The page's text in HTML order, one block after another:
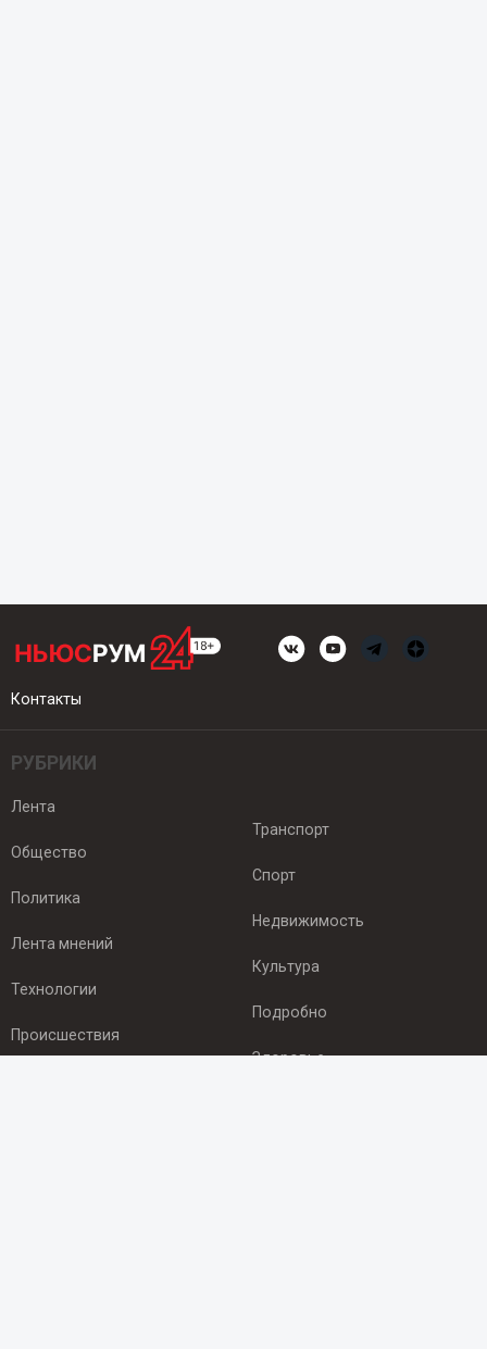
Контакты
РУБРИКИ
Лента
Общество
Политика
Лента мнений
Технологии
Происшествия
Транспорт
Спорт
Недвижимость
Культура
Подробно
Здоровье